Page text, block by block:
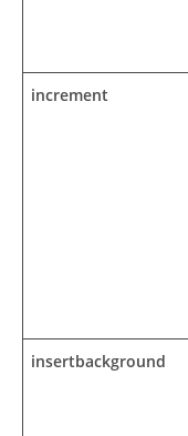
increment
insertbackground